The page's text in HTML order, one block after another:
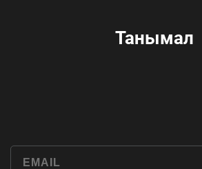
Танымал